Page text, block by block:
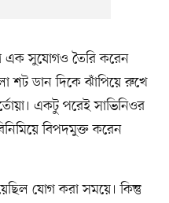
এক সুযোগও তৈরি করেন
শট ডান দিকে ঝাঁপিয়ে রুখে
একটু পরেই সাভিনিওর
বিপদমুক্ত করেন
যোগ করা সময়ে। কিন্তু